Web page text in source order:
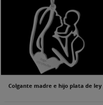
Colgante madre e hijo plata de ley